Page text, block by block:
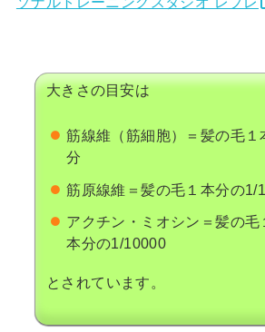
大きさの目安は
筋線維（筋細胞）＝髪の毛１
分
筋原線維＝髪の毛１本分の1/
アクチン・ミオシン＝髪の毛
本分の1/10000
とされています。